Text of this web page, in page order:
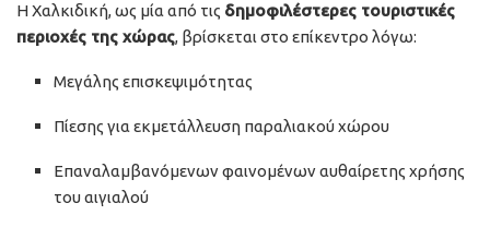
Η Χαλκιδική, ως μία από τις δημοφιλέστερες τουριστικές
περιοχές της χώρας, βρίσκεται στο επίκεντρο λόγω:
Μεγάλης επισκεψιμότητας
Πίεσης για εκμετάλλευση παραλιακού χώρου
Επαναλαμβανόμενων φαινομένων αυθαίρετης χρήσης
του αιγιαλού